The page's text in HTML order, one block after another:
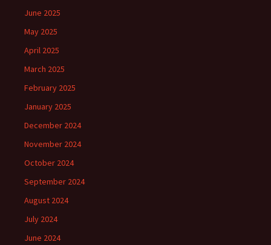
June 2025
May 2025
April 2025
March 2025
February 2025
January 2025
December 2024
November 2024
October 2024
September 2024
August 2024
July 2024
June 2024